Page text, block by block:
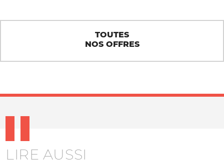
TOUTES
NOS OFFRES
LIRE AUSSI